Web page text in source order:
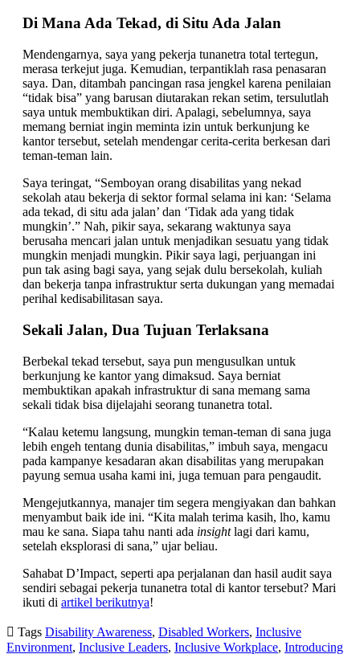
Di Mana Ada Tekad, di Situ Ada Jalan
Mendengarnya, saya yang pekerja tunanetra total tertegun,
merasa terkejut juga. Kemudian, terpantiklah rasa penasaran
saya. Dan, ditambah pancingan rasa jengkel karena penilaian
“tidak bisa” yang barusan diutarakan rekan setim, tersulutlah
saya untuk membuktikan diri. Apalagi, sebelumnya, saya
memang berniat ingin meminta izin untuk berkunjung ke
kantor tersebut, setelah mendengar cerita-cerita berkesan dari
teman-teman lain.
Saya teringat, “Semboyan orang disabilitas yang nekad
sekolah atau bekerja di sektor formal selama ini kan: ‘Selama
ada tekad, di situ ada jalan’ dan ‘Tidak ada yang tidak
mungkin’.” Nah, pikir saya, sekarang waktunya saya
berusaha mencari jalan untuk menjadikan sesuatu yang tidak
mungkin menjadi mungkin. Pikir saya lagi, perjuangan ini
pun tak asing bagi saya, yang sejak dulu bersekolah, kuliah
dan bekerja tanpa infrastruktur serta dukungan yang memadai
perihal kedisabilitasan saya.
Sekali Jalan, Dua Tujuan Terlaksana
Berbekal tekad tersebut, saya pun mengusulkan untuk
berkunjung ke kantor yang dimaksud. Saya berniat
membuktikan apakah infrastruktur di sana memang sama
sekali tidak bisa dijelajahi seorang tunanetra total.
“Kalau ketemu langsung, mungkin teman-teman di sana juga
lebih engeh tentang dunia disabilitas,” imbuh saya, mengacu
pada kampanye kesadaran akan disabilitas yang merupakan
payung semua usaha kami ini, juga temuan para pengaudit.
Mengejutkannya, manajer tim segera mengiyakan dan bahkan
menyambut baik ide ini. “Kita malah terima kasih, lho, kamu
mau ke sana. Siapa tahu nanti ada insightlagi dari kamu,
setelah eksplorasi di sana,” ujar beliau.
Sahabat D’Impact, seperti apa perjalanan dan hasil audit saya
sendiri sebagai pekerja tunanetra total di kantor tersebut? Mari
ikuti di artikel berikutnya!
 Tags Disability Awareness, Disabled Workers, Inclusive
Environment, Inclusive Leaders, Inclusive Workplace, Introducing